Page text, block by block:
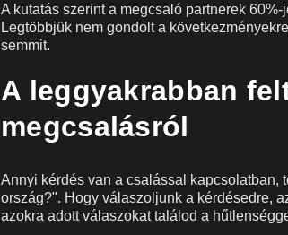
A kutatás szerint a megcsaló partnerek
Legtöbbjük nem gondolt a
semmit.
A leggyakrabban
megcsalásról
Annyi kérdés van a csalással kapcsolatban,
ország?". Hogy válaszoljunk a kérdésedre,
azokra adott válaszokat találod a